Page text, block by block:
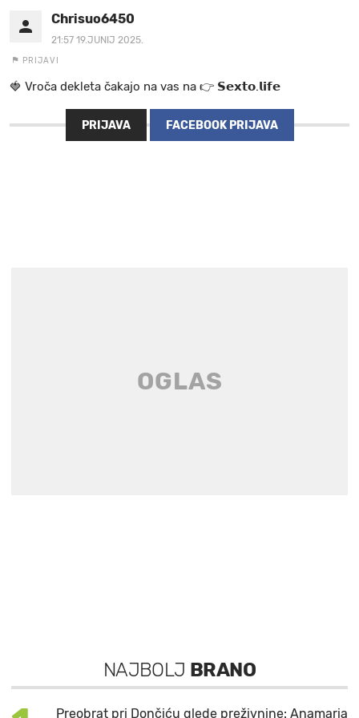
Chrisuo6450
21:57 19.JUNIJ 2025.
PRIJAVI
🍓 V r o č a d e k l e t a ča k a jo na va s n a 👉 𝗦𝗲𝘅𝘁𝗼.𝗹𝗶𝗳𝗲
PRIJAVA FACEBOOK PRIJAVA
NAJBOLJ BRANO
Preobrat pri Dončiću glede preživnine: Anamaria